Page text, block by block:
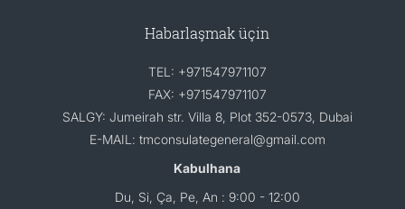
Habarlaşmak üçin
TEL: +971547971107
FAX: +971547971107
SALGY: Jumeirah str. Villa 8, Plot 352-0573, Dubai
E-MAIL: tmconsulategeneral@gmail.com
Kabulhana
Du, Si, Ça, Pe, An : 9:00 - 12:00